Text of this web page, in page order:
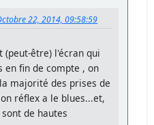
22, 2014, 09:58:59
(peut-être) l'écran qui
en fin de compte , on
majorité des prises de
réflex a le blues...et,
de hautes